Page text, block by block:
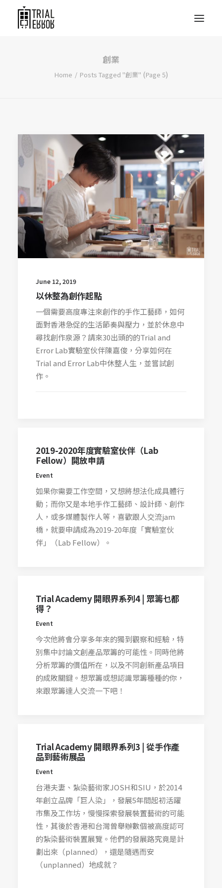
創業
Home Posts Tagged "創業" (Page 5)
June 12, 2019
以休整為創作起點
一個需要高度專注來創作的手作工藝師，如何
面對香港急促的生活節奏與壓力，並於休息中
尋找創作泉源？請來30出頭的的Trial and
Error Lab實驗室伙伴陳嘉俊，分享如何在
Trial and Error Lab中休整人生，並嘗試創
作。
2019-2020年度實驗室伙伴（Lab
Fellow）開放申請
Event
如果你需要工作空間，又想將想法化成具體行
動；而你又是本地手作工藝師、設計師、創作
人，或多媒體製作人等，喜歡跟人交流jam
橋，就要申請成為2019-20年度「實驗室伙
伴」（Lab Fellow）。
Trial Academy 開眼界系列4 | 眾籌乜都
得？
Event
今次他將會分享多年來的獨到觀察和經驗，特
別集中討論文創產品眾籌的可能性。同時他將
分析眾籌的價值所在，以及不同創新產品項目
的成敗關鍵。想眾籌或想認識眾籌種種的你，
來跟眾籌達人交流一下吧！
Trial Academy 開眼界系列3 | 從手作產
品到藝術展品
Event
台港夫妻、紮染藝術家JOSH和SIU，於2014
年創立品牌「巨人染」，發展5年間起初活躍
市集及工作坊，慢慢探索發展裝置藝術的可能
性，其後於香港和台灣曾舉辦數個被高度認可
的紮染藝術裝置展覽。他們的發展路究竟是計
劃出來（planned），還是隨遇而安
（unplanned）地成就？